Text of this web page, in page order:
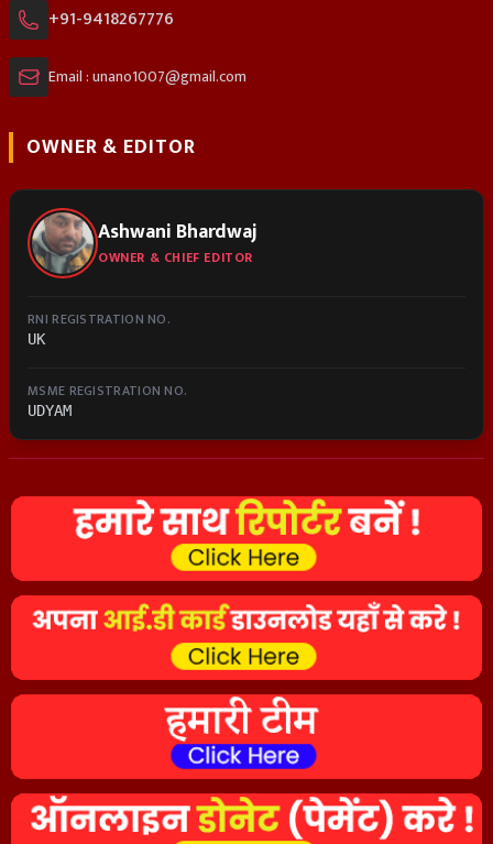
+91-9418267776
Email : unano1007@gmail.com
OWNER & EDITOR
Ashwani Bhardwaj
OWNER & CHIEF EDITOR
RNI REGISTRATION NO.
UK
MSME REGISTRATION NO.
UDYAM